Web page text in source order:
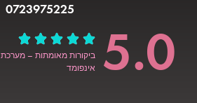
0723975225
5.0
ביקורות מאומתות – מערכת
אינפומד